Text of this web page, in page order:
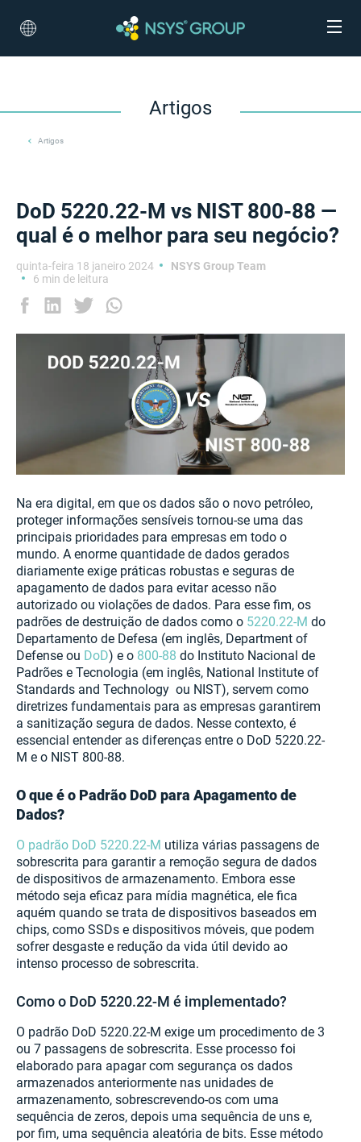
Artigos
Artigos
DoD 5220.22-M vs NIST 800-88 —
qual é o melhor para seu negócio?
quinta-feira 18 janeiro 2024
NSYS Group Team
6 min de leitura
Na era digital, em que os dados são o novo petróleo,
proteger informações sensíveis tornou-se uma das
principais prioridades para empresas em todo o
mundo. A enorme quantidade de dados gerados
diariamente exige práticas robustas e seguras de
apagamento de dados para evitar acesso não
autorizado ou violações de dados. Para esse fim, os
padrões de destruição de dados como o 5220.22-M do
Departamento de Defesa (em inglês, Department of
Defense ou DoD) e o 800-88 do Instituto Nacional de
Padrões e Tecnologia (em inglês, National Institute of
Standards and Technology ou NIST), servem como
diretrizes fundamentais para as empresas garantirem
a sanitização segura de dados. Nesse contexto, é
essencial entender as diferenças entre o DoD 5220.22-
M e o NIST 800-88.
O que é o Padrão DoD para Apagamento de
Dados?
O padrão DoD 5220.22-M utiliza várias passagens de
sobrescrita para garantir a remoção segura de dados
de dispositivos de armazenamento. Embora esse
método seja eficaz para mídia magnética, ele fica
aquém quando se trata de dispositivos baseados em
chips, como SSDs e dispositivos móveis, que podem
sofrer desgaste e redução da vida útil devido ao
intenso processo de sobrescrita.
Como o DoD 5220.22-M é implementado?
O padrão DoD 5220.22-M exige um procedimento de 3
ou 7 passagens de sobrescrita. Esse processo foi
elaborado para apagar com segurança os dados
armazenados anteriormente nas unidades de
armazenamento, sobrescrevendo-os com uma
sequência de zeros, depois uma sequência de uns e,
por fim, uma sequência aleatória de bits. Esse método